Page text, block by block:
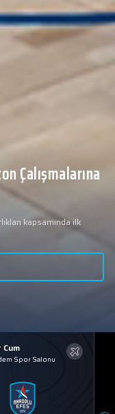
Çalışmalarına
kapsamında ilk
Spor Salonu